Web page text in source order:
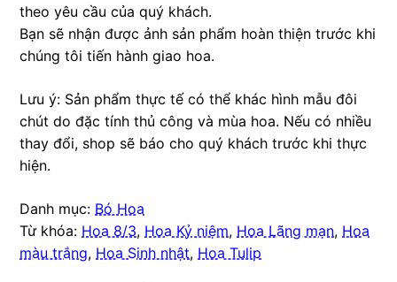
theo yêu cầu của quý khách.
Bạn sẽ nhận được ảnh sản phẩm hoàn thiện trước khi
chúng tôi tiến hành giao hoa.
Lưu ý: Sản phẩm thực tế có thể khác hình mẫu đôi
chút do đặc tính thủ công và mùa hoa. Nếu có nhiều
thay đổi, shop sẽ báo cho quý khách trước khi thực
hiện.
Danh mục: Bó Hoa
Từ khóa: Hoa 8/3, Hoa Kỷ niệm, Hoa Lãng mạn, Hoa
màu trắng, Hoa Sinh nhật, Hoa Tulip